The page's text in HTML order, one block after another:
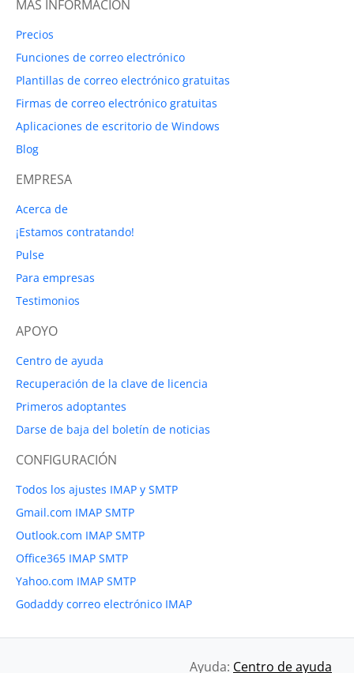
MÁS INFORMACIÓN
Precios
Funciones de correo electrónico
Plantillas de correo electrónico gratuitas
Firmas de correo electrónico gratuitas
Aplicaciones de escritorio de Windows
Blog
EMPRESA
Acerca de
¡Estamos contratando!
Pulse
Para empresas
Testimonios
APOYO
Centro de ayuda
Recuperación de la clave de licencia
Primeros adoptantes
Darse de baja del boletín de noticias
CONFIGURACIÓN
Todos los ajustes IMAP y SMTP
Gmail.com IMAP SMTP
Outlook.com IMAP SMTP
Office365 IMAP SMTP
Yahoo.com IMAP SMTP
Godaddy correo electrónico IMAP
Ayuda: Centro de ayuda